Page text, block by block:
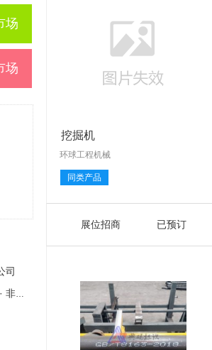
场
场
司
新盛集团官网 | 奢华 · 探索 · 非凡体验
挖掘机
环球工程机械
同类产品
展位招商 已预订